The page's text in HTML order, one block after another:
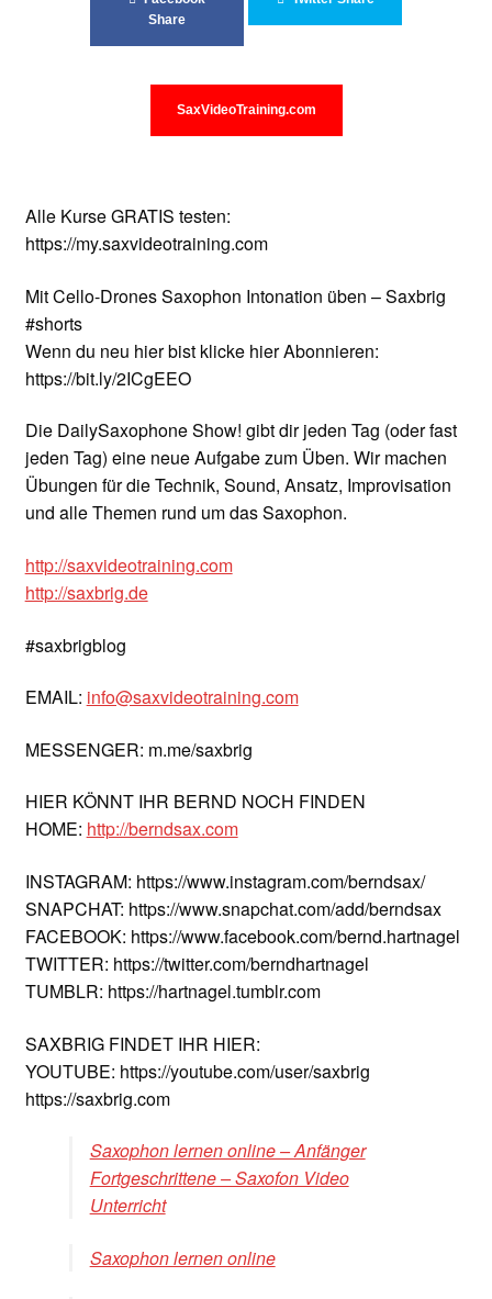
KONTAKT
Share
SaxVideoTraining.com
Alle Kurse GRATIS testen:
https://my.saxvideotraining.com
Mit Cello-Drones Saxophon Intonation üben – Saxbrig
#shorts
Wenn du neu hier bist klicke hier Abonnieren:
https://bit.ly/2ICgEEO
Die DailySaxophone Show! gibt dir jeden Tag (oder fast
jeden Tag) eine neue Aufgabe zum Üben. Wir machen
Übungen für die Technik, Sound, Ansatz, Improvisation
und alle Themen rund um das Saxophon.
http://saxvideotraining.com
http://saxbrig.de
#saxbrigblog
EMAIL: info@saxvideotraining.com
MESSENGER: m.me/saxbrig
HIER KÖNNT IHR BERND NOCH FINDEN
HOME: http://berndsax.com
INSTAGRAM: https://www.instagram.com/berndsax/
SNAPCHAT: https://www.snapchat.com/add/berndsax
FACEBOOK: https://www.facebook.com/bernd.hartnagel
TWITTER: https://twitter.com/berndhartnagel
TUMBLR: https://hartnagel.tumblr.com
SAXBRIG FINDET IHR HIER:
YOUTUBE: https://youtube.com/user/saxbrig
https://saxbrig.com
Saxophon lernen online – Anfänger
Fortgeschrittene – Saxofon Video
Unterricht
Saxophon lernen online